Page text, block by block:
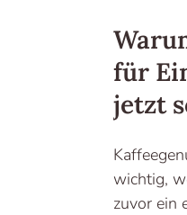
für
jetzt
wichtig,
zuvor ein